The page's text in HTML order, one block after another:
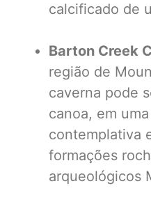
calcificado de
Barton Creek
região de
caverna pode
canoa, em
contemplativa
formações
arqueológicos